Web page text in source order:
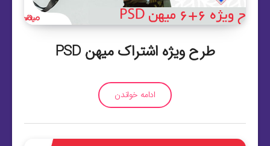
طرح ویژه اشتراک میهن PSD
ادامه خواندن